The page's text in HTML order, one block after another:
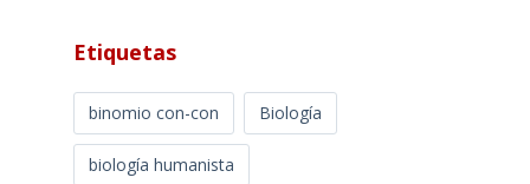
Etiquetas
binomio con-con Biología
biología humanista